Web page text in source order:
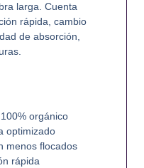
larga. Cuenta
rápida, cambio
de absorción,
orgánico
optimizado
menos flocados
rápida